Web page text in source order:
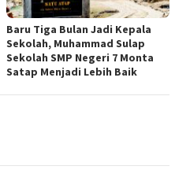
Baru Tiga Bulan Jadi Kepala
Sekolah, Muhammad Sulap
Sekolah SMP Negeri 7 Monta
Satap Menjadi Lebih Baik